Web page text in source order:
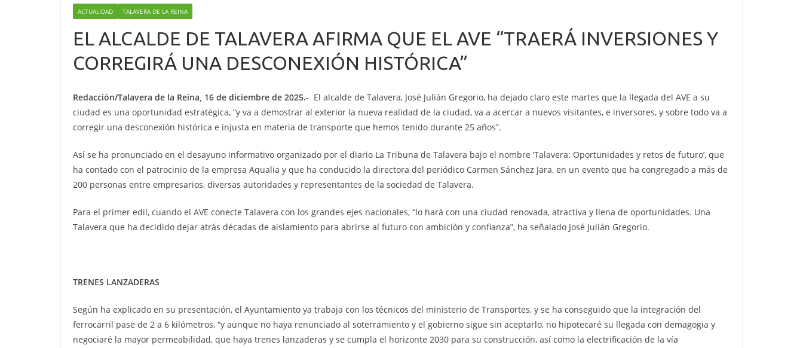
ACTUALIDAD TALAVERA DE LA REINA
EL ALCALDE DE TALAVERA AFIRMA QUE EL AVE “TRAERÁ INVERSIONES Y
CORREGIRÁ UNA DESCONEXIÓN HISTÓRICA”
Redacción/Talavera de la Reina, 16 de diciembre de 2025.- El alcalde de Talavera, José Julián Gregorio, ha dejado claro este martes que la llegada del AVE a su
ciudad es una oportunidad estratégica, “y va a demostrar al exterior la nueva realidad de la ciudad, va a acercar a nuevos visitantes, e inversores, y sobre todo va a
corregir una desconexión histórica e injusta en materia de transporte que hemos tenido durante 25 años”.
Así se ha pronunciado en el desayuno informativo organizado por el diario La Tribuna de Talavera bajo el nombre ‘Talavera: Oportunidades y retos de futuro’, que
ha contado con el patrocinio de la empresa Aqualia y que ha conducido la directora del periódico Carmen Sánchez Jara, en un evento que ha congregado a más de
200 personas entre empresarios, diversas autoridades y representantes de la sociedad de Talavera.
Para el primer edil, cuando el AVE conecte Talavera con los grandes ejes nacionales, “lo hará con una ciudad renovada, atractiva y llena de oportunidades. Una
Talavera que ha decidido dejar atrás décadas de aislamiento para abrirse al futuro con ambición y confianza”, ha señalado José Julián Gregorio.
TRENES LANZADERAS
Según ha explicado en su presentación, el Ayuntamiento ya trabaja con los técnicos del ministerio de Transportes, y se ha conseguido que la integración del
ferrocarril pase de 2 a 6 kilómetros, “y aunque no haya renunciado al soterramiento y el gobierno sigue sin aceptarlo, no hipotecaré su llegada con demagogia y
negociaré la mayor permeabilidad, que haya trenes lanzaderas y se cumpla el horizonte 2030 para su construcción, así como la electrificación de la vía